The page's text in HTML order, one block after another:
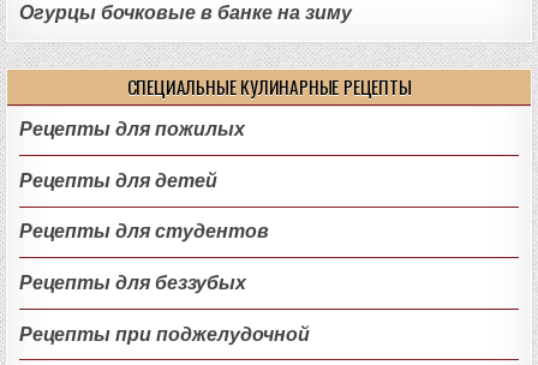
Огурцы бочковые в банке на зиму
СПЕЦИАЛЬНЫЕ КУЛИНАРНЫЕ РЕЦЕПТЫ
Рецепты для пожилых
Рецепты для детей
Рецепты для студентов
Рецепты для беззубых
Рецепты при поджелудочной